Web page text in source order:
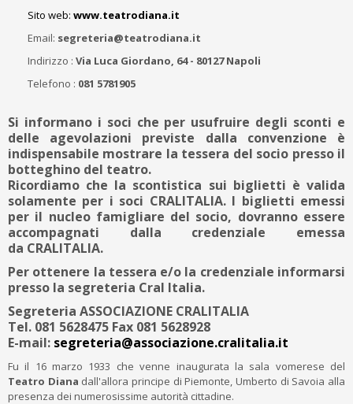
Sito web: www.teatrodiana.it
Email: segreteria@teatrodiana.it
Indirizzo : Via Luca Giordano, 64 - 80127 Napoli
Telefono : 081 5781905
Si informano i soci che per usufruire degli sconti e
delle agevolazioni previste dalla convenzione è
indispensabile mostrare la tessera del socio presso il
botteghino del teatro.
Ricordiamo che la scontistica sui biglietti è valida
solamente per i soci CRALITALIA. I biglietti emessi
per il nucleo famigliare del socio, dovranno essere
accompagnati dalla credenziale emessa
da CRALITALIA.
Per ottenere la tessera e/o la credenziale informarsi
presso la segreteria Cral Italia.
Segreteria ASSOCIAZIONE CRALITALIA
Tel. 081 5628475 Fax 081 5628928
E-mail: segreteria@associazione.cralitalia.it
Fu il 16 marzo 1933 che venne inaugurata la sala vomerese del
Teatro Diana dall'allora principe di Piemonte, Umberto di Savoia alla
presenza dei numerosissime autorità cittadine.